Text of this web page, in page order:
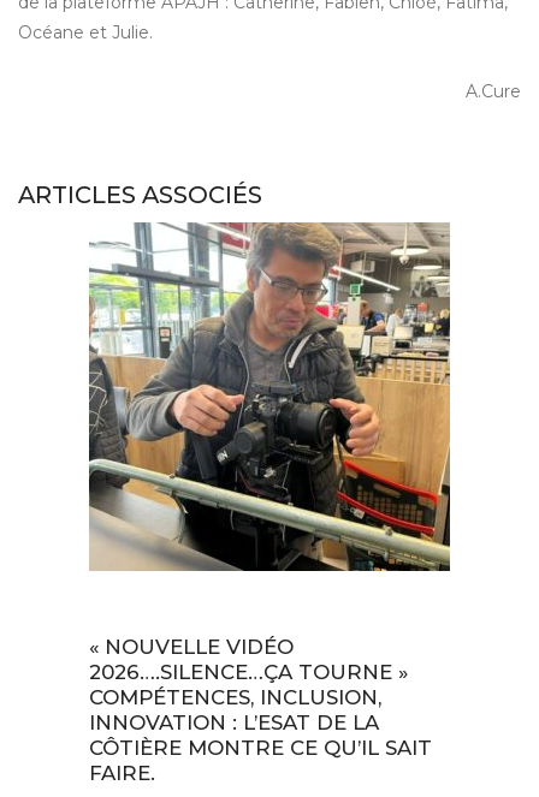
Océane et Julie.
A.Cure
ARTICLES ASSOCIÉS
« NOUVELLE VIDÉO
2026….SILENCE…ÇA TOURNE »
COMPÉTENCES, INCLUSION,
INNOVATION : L’ESAT DE LA
CÔTIÈRE MONTRE CE QU’IL SAIT
FAIRE.